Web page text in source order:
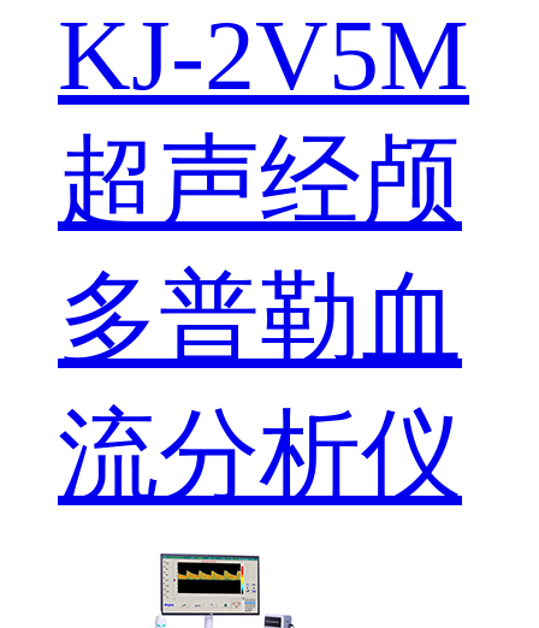
KJ-2V5M
超声经颅
多普勒血
流分析仪